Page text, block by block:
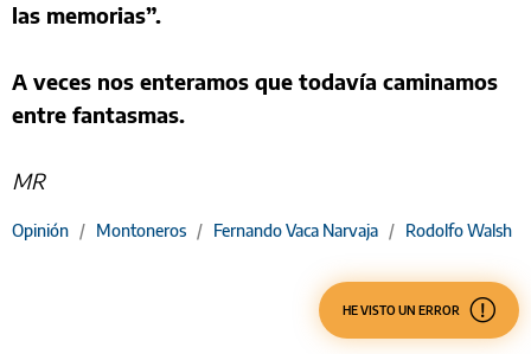
las memorias”.
A veces nos enteramos que todavía caminamos
entre fantasmas.
MR
Opinión / Montoneros / Fernando Vaca Narvaja / Rodolfo Walsh
HE VISTO UN ERROR